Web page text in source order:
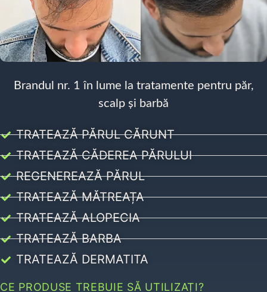
Brandul nr. 1 în lume la tratamente pentru păr,
scalp și barbă
TRATEAZĂ PĂRUL CĂRUNT
TRATEAZĂ CĂDEREA PĂRULUI
REGENEREAZĂ PĂRUL
TRATEAZĂ MĂTREAȚA
TRATEAZĂ ALOPECIA
TRATEAZĂ BARBA
TRATEAZĂ DERMATITA
CE PRODUSE TREBUIE SĂ UTILIZAȚI?